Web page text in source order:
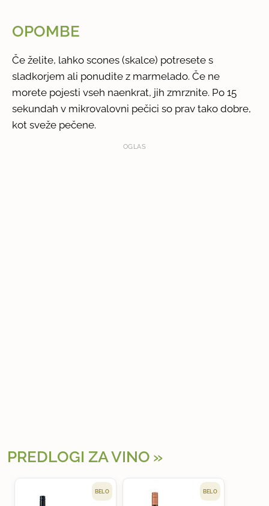
OPOMBE
Če želite, lahko scones (skalce) potresete s
sladkorjem ali ponudite z marmelado. Če ne
morete pojesti vseh naenkrat, jih zmrznite. Po 15
sekundah v mikrovalovni pečici so prav tako dobre,
kot sveže pečene.
OGLAS
PREDLOGI ZA VINO
BELO BELO